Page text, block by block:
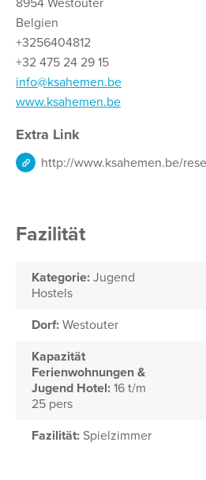
8954 Westouter
Belgien
+3256404812
+32 475 24 29 15
info@ksahemen.be
www.ksahemen.be
Extra Link
http://www.ksahemen.be/
Fazilität
Kategorie: Jugend
Hostels
Dorf: Westouter
Kapazität
Ferienwohnungen &
Jugend Hotel: 16 t/m
25 pers
Fazilität: Spielzimmer